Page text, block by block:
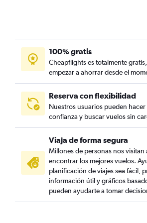
100% gratis
Cheapflights es totalmente
empezar a ahorrar desde el
Reserva con flexibilidad
Nuestros usuarios pueden
confianza y buscar vuelos sin
Viaja de forma segura
Millones de personas nos visitan
encontrar los mejores vuelos.
planificación de viajes sea fácil,
información útil y gráficos
pueden ayudarte a tomar